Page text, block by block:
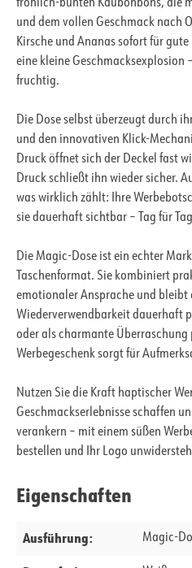
fröhlich-bunten Kaubonbons, die
und dem vollen Geschmack nach
Kirsche und Ananas sofort für
eine kleine Geschmacksexplosion
fruchtig.
Die Dose selbst überzeugt durch
und den innovativen Klick-
Druck öffnet sich der Deckel fast
Druck schließt ihn wieder sicher.
was wirklich zählt: Ihre
sie dauerhaft sichtbar – Tag für
Die Magic-Dose ist ein echter
Taschenformat. Sie kombiniert
emotionaler Ansprache und bleibt
Wiederverwendbarkeit dauerhaft
oder als charmante Überraschung
Werbegeschenk sorgt für
Nutzen Sie die Kraft haptischer
Geschmackserlebnisse schaffen
verankern – mit einem süßen
bestellen und Ihr Logo
Eigenschaften
Ausführung: Magic-